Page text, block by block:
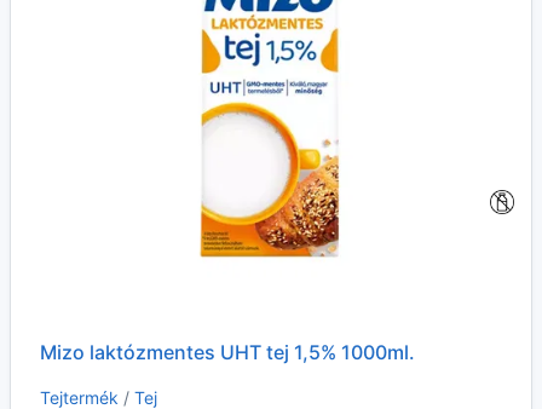
Mizo laktózmentes UHT tej 1,5% 1000ml.
Tejtermék / Tej